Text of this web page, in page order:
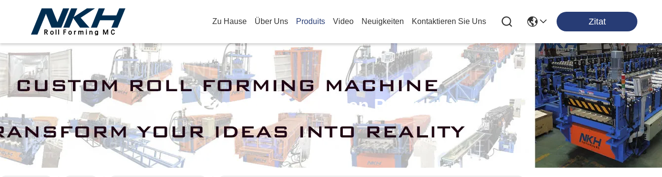
Zu Hause Über Uns Produits Video Neuigkeiten Kontaktieren Sie Uns Zitat
Einzelheiten Zu Den Produkten